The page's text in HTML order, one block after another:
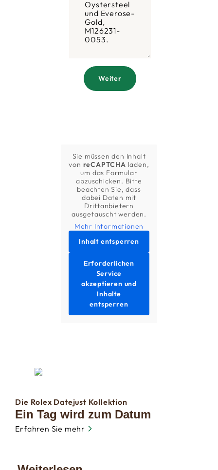
Weiter
Sie müssen den Inhalt
von reCAPTCHA laden,
um das Formular
abzuschicken. Bitte
beachten Sie, dass
dabei Daten mit
Drittanbietern
ausgetauscht werden.
Mehr Informationen
Inhalt entsperren
Erforderlichen
Service
akzeptieren und
Inhalte
entsperren
Die Rolex Datejust Kollektion
Ein Tag wird zum Datum
Erfahren Sie mehr